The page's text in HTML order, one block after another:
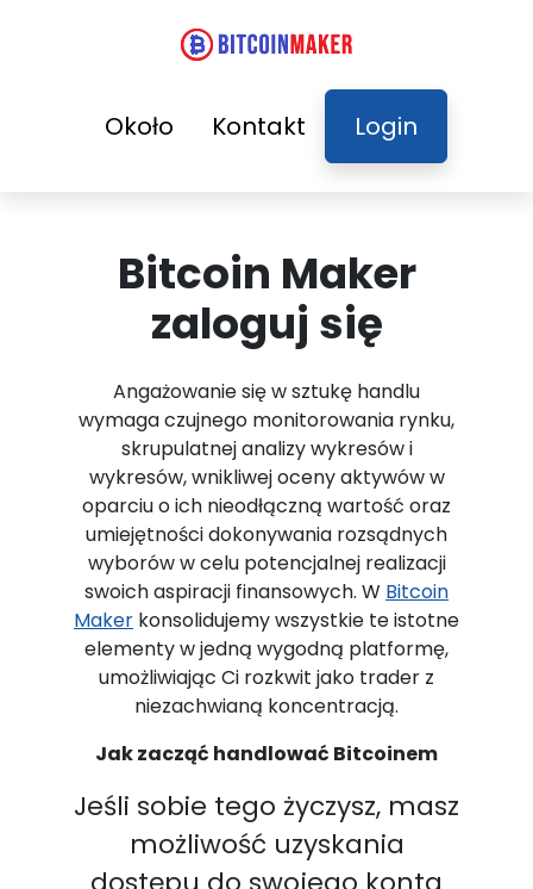
Około Kontakt Login
Bitcoin Maker
zaloguj się
Angażowanie się w sztukę handlu
wymaga czujnego monitorowania rynku,
skrupulatnej analizy wykresów i
wykresów, wnikliwej oceny aktywów w
oparciu o ich nieodłączną wartość oraz
umiejętności dokonywania rozsądnych
wyborów w celu potencjalnej realizacji
swoich aspiracji finansowych. W Bitcoin
Maker konsolidujemy wszystkie te istotne
elementy w jedną wygodną platformę,
umożliwiając Ci rozkwit jako trader z
niezachwianą koncentracją.
Jak zacząć handlować Bitcoinem
Jeśli sobie tego życzysz, masz
możliwość uzyskania